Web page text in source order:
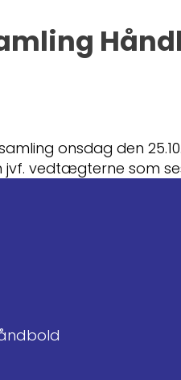
onsdag den
jvf. vedtægterne som